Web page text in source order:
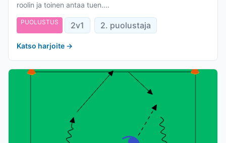
roolin ja toinen antaa tuen....
PUOLUSTUS 2v1 2. puolustaja
Katso harjoite →